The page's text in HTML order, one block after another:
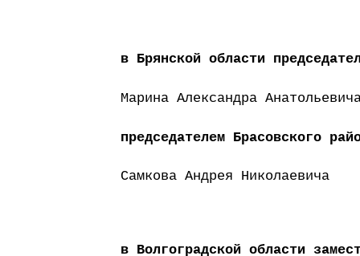
в Брянской области
Марина Александра
председателем Брасовского
Самкова Андрея Николаевича
в Волгоградской области